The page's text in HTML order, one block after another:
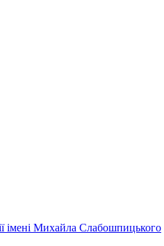
імені Михайла Слабошпицького